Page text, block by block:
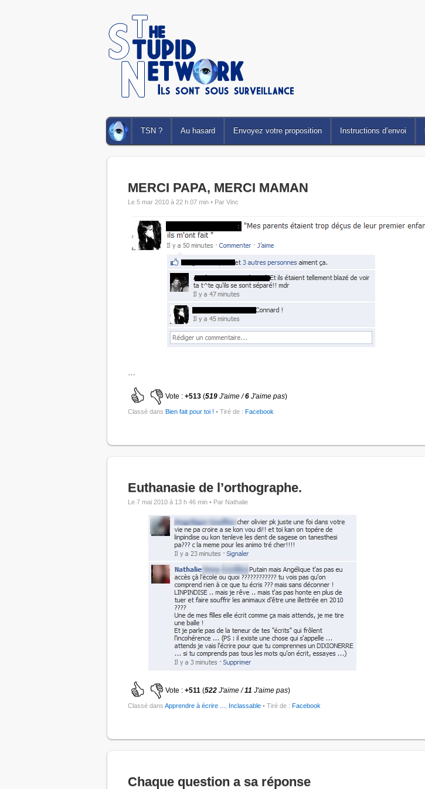
TSN ? Au hasard Envoyez votre proposition Instructions d’envoi
MERCI PAPA, MERCI MAMAN
Le 5 mar 2010 à 22 h 07 min • Par Vinc
Vote : +513 (519 J'aime /6 J'aime pas)
Classé dans Bien fait pour toi ! • Tiré de : Facebook
Euthanasie de l’orthographe.
Le 7 mai 2010 à 13 h 46 min • Par Nathalie
Vote : +511 (522 J'aime /11 J'aime pas)
Classé dans Apprendre à écrire ... Inclassable • Tiré de : Facebook
Chaque question a sa réponse